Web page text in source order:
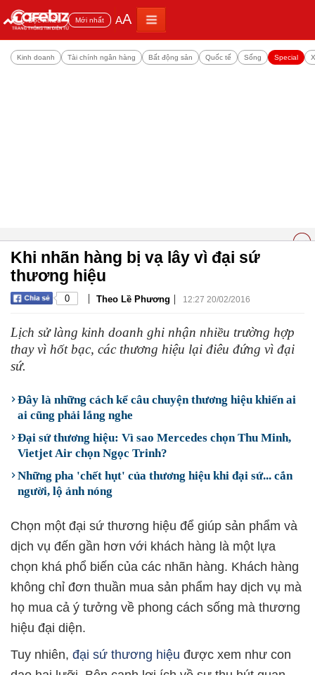
Đọc nhiều Mới nhất AA
Kinh doanh Tài chính ngân hàng Bất động sản Quốc tế Sống Special
Khi nhãn hàng bị vạ lây vì đại sứ
thương hiệu
0 | Theo Lề Phương | 12:27 20/02/2016
Lịch sử làng kinh doanh ghi nhận nhiều trường hợp
thay vì hốt bạc, các thương hiệu lại điêu đứng vì đại
sứ.
Đây là những cách kể câu chuyện thương hiệu khiến ai
ai cũng phải lắng nghe
Đại sứ thương hiệu: Vì sao Mercedes chọn Thu Minh,
Vietjet Air chọn Ngọc Trinh?
Những pha 'chết hụt' của thương hiệu khi đại sứ... cắn
người, lộ ảnh nóng
Chọn một đại sứ thương hiệu để giúp sản phẩm và
dịch vụ đến gần hơn với khách hàng là một lựa
chọn khá phổ biến của các nhãn hàng. Khách hàng
không chỉ đơn thuần mua sản phẩm hay dịch vụ mà
họ mua cả ý tưởng về phong cách sống mà thương
hiệu đại diện.
Tuy nhiên, đại sứ thương hiệu được xem như con